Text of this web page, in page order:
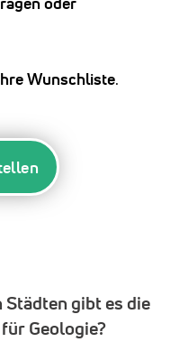
Wunschliste.
Städten gibt es die
Geologie?